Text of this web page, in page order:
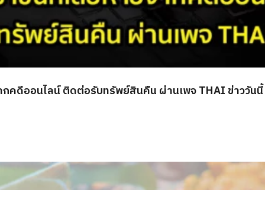
กคดีออนไลน์ ติดต่อรับทรัพย์สินคืน ผ่านเพจ THAI ข่าววันนี้